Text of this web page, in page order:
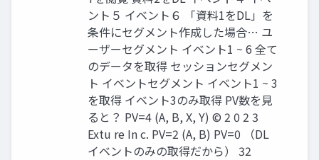
ント５ イベント６ 「資料1をDL」を
条件にセグメント作成した場合… ユ
ーザーセグメント イベント1 ~ 6 全て
のデータを取得 セッションセグメン
ト イベントセグメント イベント1 ~ 3
を取得 イベント3のみ取得 PV数を見
ると？ PV=4 (A, B, X, Y) © 2 0 2 3
Extu re In c. PV=2 (A, B) PV=0 （DL
イベントのみの取得だから） 32